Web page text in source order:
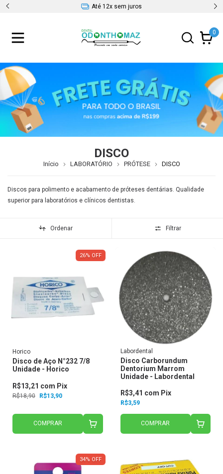
Até 12x sem juros
0
DISCO
Início LABORATÓRIO PRÓTESE DISCO
Discos para polimento e acabamento de próteses dentárias. Qualidade
superior para laboratórios e clínicos dentistas.
Ordenar Filtrar
26% OFF
Horico
Disco de Aço N°232 7/8
Unidade - Horico
R$18,90 R$13,90
R$13,21 com Pix
COMPRAR
Labordental
Disco Carborundum
Dentorium Marrom
Unidade - Labordental
R$3,59
R$3,41 com Pix
COMPRAR
34% OFF